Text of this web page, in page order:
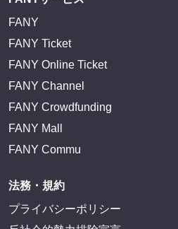
FANYサービス